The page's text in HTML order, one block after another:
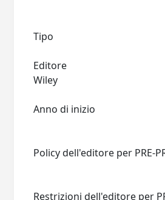
Tipo
Editore
Anno di inizio
Policy dell'editore per PRE-
Restrizioni dell'editore per